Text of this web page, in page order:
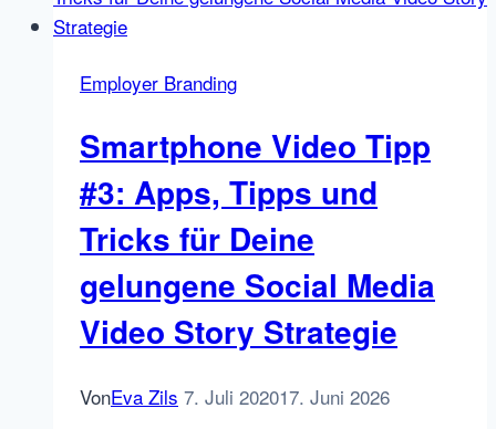
der
und
Umgang
mit
ständiger
Veränderung:
Interview
mit
Plehwe
Employer Branding
Smartphone Video Tipp
#3: Apps, Tipps und
Tricks für Deine
gelungene Social Media
Video Story Strategie
VonEva Zils 7. Juli 202017. Juni 2026